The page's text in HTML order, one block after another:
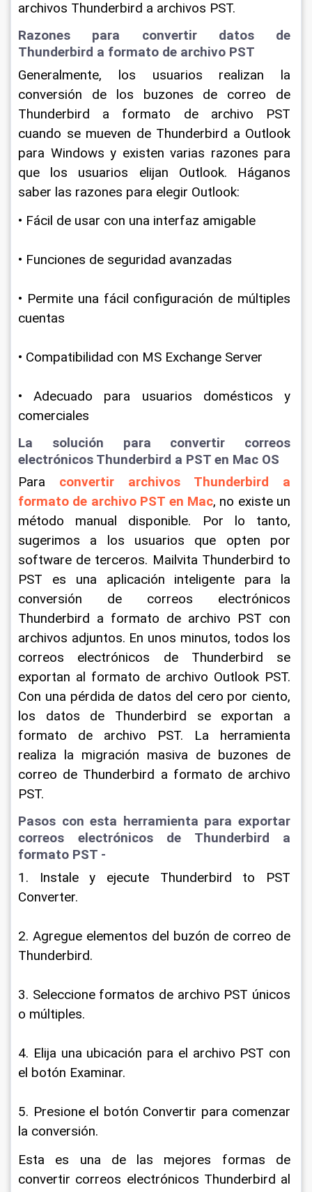
archivos Thunderbird a archivos PST.
Razones para convertir datos de
Thunderbird a formato de archivo PST
Generalmente, los usuarios realizan la
conversión de los buzones de correo de
Thunderbird a formato de archivo PST
cuando se mueven de Thunderbird a Outlook
para Windows y existen varias razones para
que los usuarios elijan Outlook. Háganos
saber las razones para elegir Outlook:
• Fácil de usar con una interfaz amigable
• Funciones de seguridad avanzadas
• Permite una fácil configuración de múltiples
cuentas
• Compatibilidad con MS Exchange Server
• Adecuado para usuarios domésticos y
comerciales
La solución para convertir correos
electrónicos Thunderbird a PST en Mac OS
Para convertir archivos Thunderbird a
formato de archivo PST en Mac, no existe un
método manual disponible. Por lo tanto,
sugerimos a los usuarios que opten por
software de terceros. Mailvita Thunderbird to
PST es una aplicación inteligente para la
conversión de correos electrónicos
Thunderbird a formato de archivo PST con
archivos adjuntos. En unos minutos, todos los
correos electrónicos de Thunderbird se
exportan al formato de archivo Outlook PST.
Con una pérdida de datos del cero por ciento,
los datos de Thunderbird se exportan a
formato de archivo PST. La herramienta
realiza la migración masiva de buzones de
correo de Thunderbird a formato de archivo
PST.
Pasos con esta herramienta para exportar
correos electrónicos de Thunderbird a
formato PST -
1. Instale y ejecute Thunderbird to PST
Converter.
2. Agregue elementos del buzón de correo de
Thunderbird.
3. Seleccione formatos de archivo PST únicos
o múltiples.
4. Elija una ubicación para el archivo PST con
el botón Examinar.
5. Presione el botón Convertir para comenzar
la conversión.
Esta es una de las mejores formas de
convertir correos electrónicos Thunderbird al